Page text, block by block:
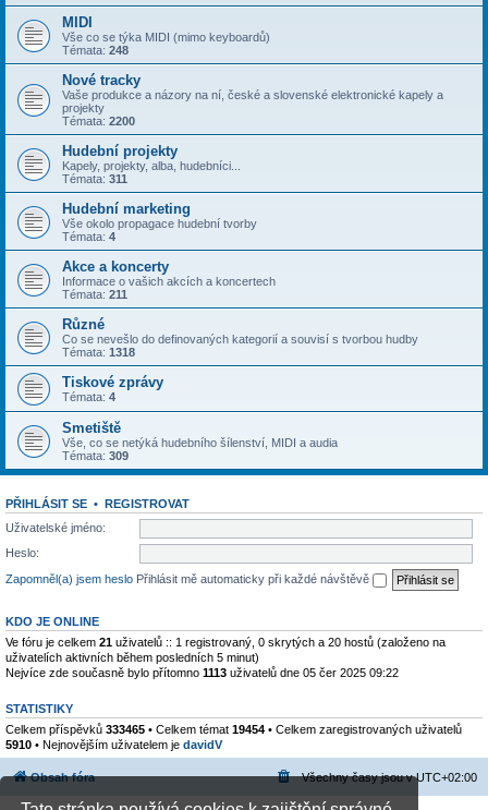
MIDI
Vše co se týka MIDI (mimo keyboardů)
Témata: 248
Nové tracky
Vaše produkce a názory na ní, české a slovenské elektronické kapely a
projekty
Témata: 2200
Hudební projekty
Kapely, projekty, alba, hudebníci...
Témata: 311
Hudební marketing
Vše okolo propagace hudební tvorby
Témata: 4
Akce a koncerty
Informace o vašich akcích a koncertech
Témata: 211
Různé
Co se nevešlo do definovaných kategorií a souvisí s tvorbou hudby
Témata: 1318
Tiskové zprávy
Témata: 4
Smetiště
Vše, co se netýká hudebního šílenství, MIDI a audia
Témata: 309
PŘIHLÁSIT SE • REGISTROVAT
Uživatelské jméno:
Heslo:
Zapomněl(a) jsem heslo Přihlásit mě automaticky při každé návštěvě
KDO JE ONLINE
Ve fóru je celkem 21 uživatelů :: 1 registrovaný, 0 skrytých a 20 hostů (založeno na
uživatelích aktivních během posledních 5 minut)
Nejvíce zde současně bylo přítomno 1113 uživatelů dne 05 čer 2025 09:22
STATISTIKY
Celkem příspěvků 333465 • Celkem témat 19454 • Celkem zaregistrovaných uživatelů
5910 • Nejnovějším uživatelem je davidV
Obsah fóra Všechny časy jsou vUTC+02:00